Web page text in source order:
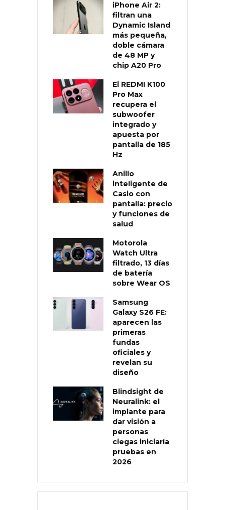
iPhone Air 2:
filtran una
Dynamic Island
más pequeña,
doble cámara
de 48 MP y
chip A20 Pro
El REDMI K100
Pro Max
recupera el
subwoofer
integrado y
apuesta por
pantalla de 185
Hz
Anillo
inteligente de
Casio con
pantalla: precio
y funciones de
salud
Motorola
Watch Ultra
filtrado, 13 días
de batería
sobre Wear OS
Samsung
Galaxy S26 FE:
aparecen las
primeras
fundas
oficiales y
revelan su
diseño
Blindsight de
Neuralink: el
implante para
dar visión a
personas
ciegas iniciaría
pruebas en
2026